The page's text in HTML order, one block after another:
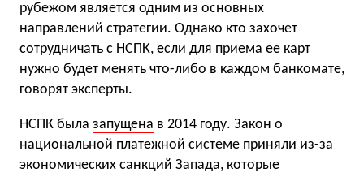
рубежом является одним из основных
направлений стратегии. Однако кто захочет
сотрудничать с НСПК, если для приема ее карт
нужно будет менять что-либо в каждом банкомате,
говорят эксперты.
НСПК была запущена в 2014 году. Закон о
национальной платежной системе приняли из-за
экономических санкций Запада, которые